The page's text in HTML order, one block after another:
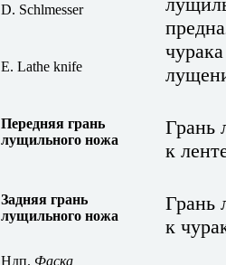
D. Schlmesser
E. Lathe knife
Передняя грань
лущильного ножа
Грань
к
Задняя грань
лущильного ножа
Грань
к
Ндп. Фаска